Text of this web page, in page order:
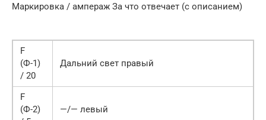
Маркировка / ампераж За что отвечает (с описанием)
F
(Ф-1)
/ 20
Дальний свет правый
F
(Ф-2)
—/— левый